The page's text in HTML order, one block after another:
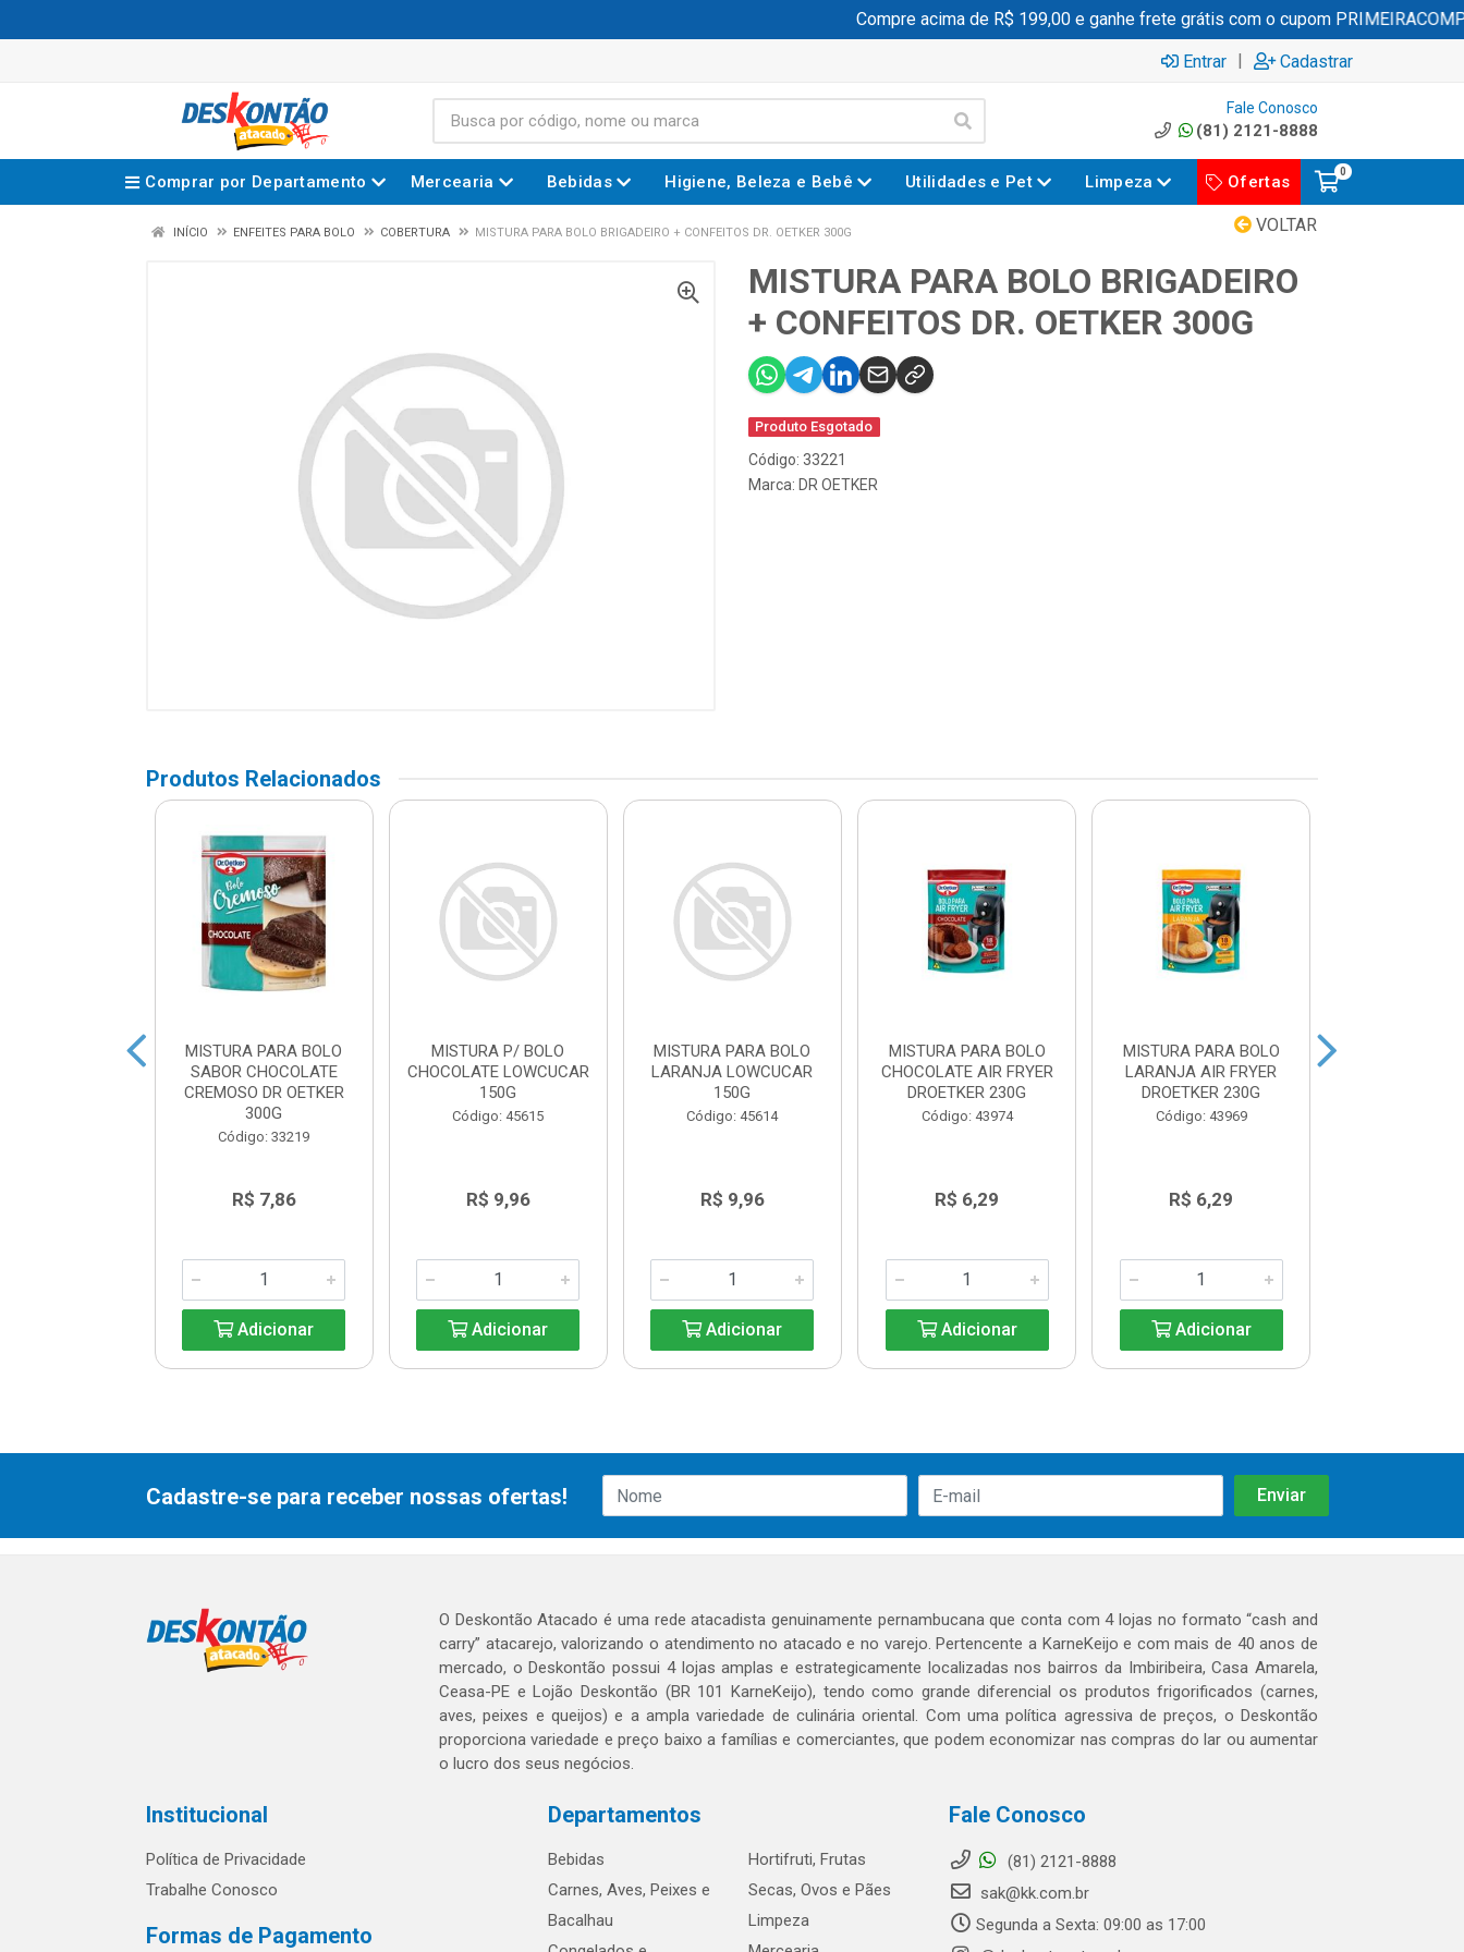
Compre acima de R$ 199,00 e ganhe frete grátis com o cupom PRIMEIRACOMPRA
Entrar | Cadastrar
Fale Conosco
(81) 2121-8888
Comprar por Departamento Mercearia Bebidas Higiene, Beleza e Bebê Utilidades e Pet Limpeza Ofertas
0
VOLTAR
INÍCIO ENFEITES PARA BOLO COBERTURA MISTURA PARA BOLO BRIGADEIRO + CONFEITOS DR. OETKER 300G
MISTURA PARA BOLO BRIGADEIRO
+ CONFEITOS DR. OETKER 300G
Produto Esgotado
Código: 33221
Marca: DR OETKER
Produtos Relacionados
MISTURA PARA BOLO
SABOR CHOCOLATE
CREMOSO DR OETKER
300G
Código: 33219
R$ 7,86
Adicionar
MISTURA P/ BOLO
CHOCOLATE LOWCUCAR
150G
Código: 45615
R$ 9,96
Adicionar
MISTURA PARA BOLO
LARANJA LOWCUCAR
150G
Código: 45614
R$ 9,96
Adicionar
MISTURA PARA BOLO
CHOCOLATE AIR FRYER
DROETKER 230G
Código: 43974
R$ 6,29
Adicionar
MISTURA PARA BOLO
LARANJA AIR FRYER
DROETKER 230G
Código: 43969
R$ 6,29
Adicionar
Cadastre-se para receber nossas ofertas!
O Deskontão Atacado é uma rede atacadista genuinamente pernambucana que conta com 4 lojas no formato “cash and
carry” atacarejo, valorizando o atendimento no atacado e no varejo. Pertencente a KarneKeijo e com mais de 40 anos de
mercado, o Deskontão possui 4 lojas amplas e estrategicamente localizadas nos bairros da Imbiribeira, Casa Amarela,
Ceasa-PE e Lojão Deskontão (BR 101 KarneKeijo), tendo como grande diferencial os produtos frigorificados (carnes,
aves, peixes e queijos) e a ampla variedade de culinária oriental. Com uma política agressiva de preços, o Deskontão
proporciona variedade e preço baixo a famílias e comerciantes, que podem economizar nas compras do lar ou aumentar
o lucro dos seus negócios.
Institucional
Política de Privacidade
Trabalhe Conosco
Formas de Pagamento
Departamentos
Bebidas
Carnes, Aves, Peixes e
Bacalhau
Hortifruti, Frutas
Secas, Ovos e Pães
Limpeza
Fale Conosco
(81) 2121-8888
sak@kk.com.br
Segunda a Sexta: 09:00 as 17:00